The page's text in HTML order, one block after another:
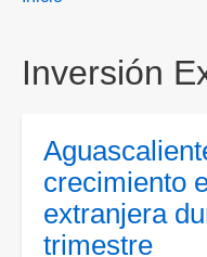
Inversión
crecimiento
extranjera
trimestre